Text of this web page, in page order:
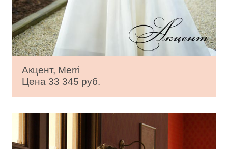
Акцент, Merri
Цена 33 345 руб.